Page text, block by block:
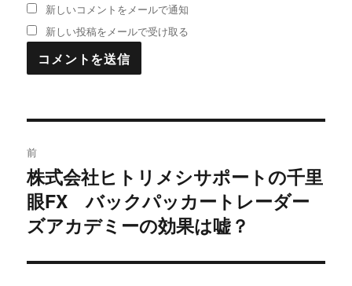
新しいコメントをメールで通知
新しい投稿をメールで受け取る
稿
ナ
ビ
ゲ
前
過
去
の
稿:
株式会社ヒトリメシサポートの千里
眼FX バックパッカートレーダー
ズアカデミーの効果は嘘？